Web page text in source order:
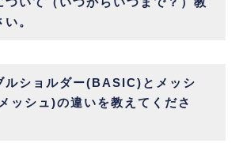
。
ルショルダー(BASIC)とメッシ
ッシュ)の違いを教えてくださ